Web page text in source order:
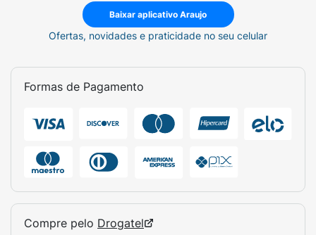
Baixar aplicativo Araujo
Ofertas, novidades e praticidade no seu celular
Formas de Pagamento
Compre pelo Drogatel